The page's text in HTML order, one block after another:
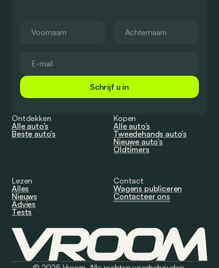
Schrijf u in
Ontdekken
Alle auto’s
Beste auto’s
Kopen
Alle auto’s
Tweedehands auto’s
Nieuwe auto’s
Oldtimers
Lezen
Alles
Nieuws
Advies
Tests
Contact
Wagens publiceren
Contacteer ons